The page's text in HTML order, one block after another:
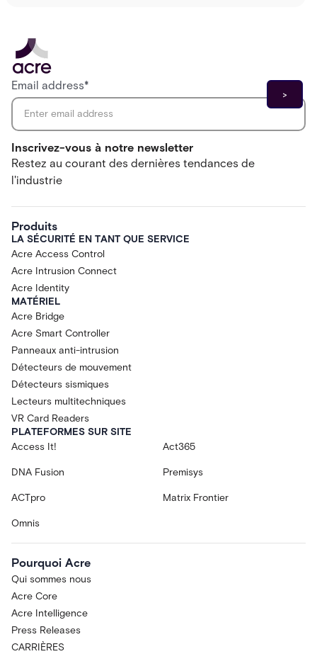
Inscrivez-vous à notre newsletter
Restez au courant des dernières tendances de
l'industrie
Email address*
Produits
LA SÉCURITÉ EN TANT QUE SERVICE
Acre Access Control
Acre Intrusion Connect
Acre Identity
MATÉRIEL
Acre Bridge
Acre Smart Controller
Panneaux anti-intrusion
Détecteurs de mouvement
Détecteurs sismiques
Lecteurs multitechniques
VR Card Readers
PLATEFORMES SUR SITE
Access It!
Act365
DNA Fusion Premisys
ACTpro Matrix Frontier
Omnis
Pourquoi Acre
Qui sommes nous
Acre Core
Acre Intelligence
Press Releases
CARRIÈRES